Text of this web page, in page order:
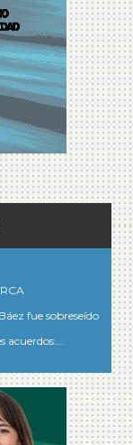
fue sobreseído